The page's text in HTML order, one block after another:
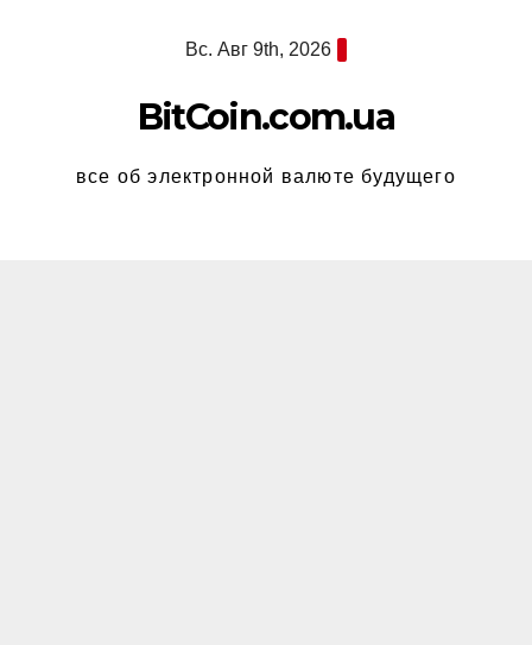
Вс. Авг 9th, 2026
BitCoin.com.ua
все об электронной валюте будущего